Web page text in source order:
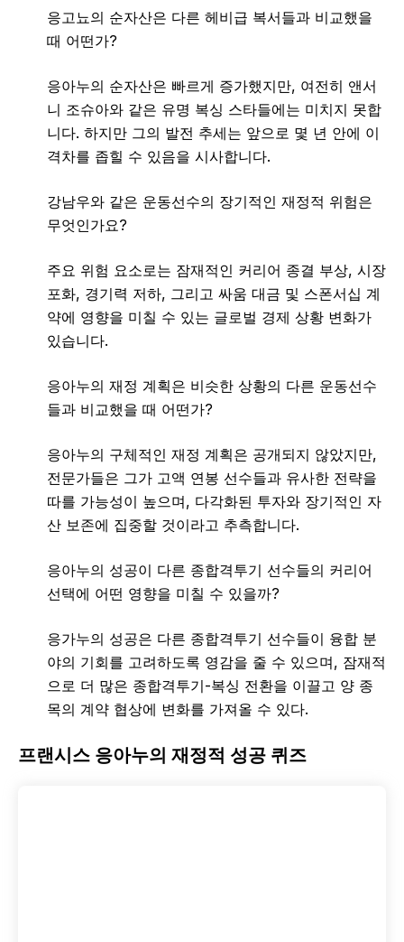
응고뇨의 순자산은 다른 헤비급 복서들과 비교했을
때 어떤가?
응아누의 순자산은 빠르게 증가했지만, 여전히 앤서
니 조슈아와 같은 유명 복싱 스타들에는 미치지 못합
니다. 하지만 그의 발전 추세는 앞으로 몇 년 안에 이
격차를 좁힐 수 있음을 시사합니다.
강남우와 같은 운동선수의 장기적인 재정적 위험은
무엇인가요?
주요 위험 요소로는 잠재적인 커리어 종결 부상, 시장
포화, 경기력 저하, 그리고 싸움 대금 및 스폰서십 계
약에 영향을 미칠 수 있는 글로벌 경제 상황 변화가
있습니다.
응아누의 재정 계획은 비슷한 상황의 다른 운동선수
들과 비교했을 때 어떤가?
응아누의 구체적인 재정 계획은 공개되지 않았지만,
전문가들은 그가 고액 연봉 선수들과 유사한 전략을
따를 가능성이 높으며, 다각화된 투자와 장기적인 자
산 보존에 집중할 것이라고 추측합니다.
응아누의 성공이 다른 종합격투기 선수들의 커리어
선택에 어떤 영향을 미칠 수 있을까?
응가누의 성공은 다른 종합격투기 선수들이 융합 분
야의 기회를 고려하도록 영감을 줄 수 있으며, 잠재적
으로 더 많은 종합격투기-복싱 전환을 이끌고 양 종
목의 계약 협상에 변화를 가져올 수 있다.
프랜시스 응아누의 재정적 성공 퀴즈